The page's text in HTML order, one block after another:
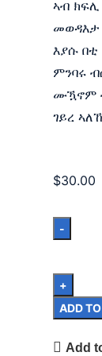
ኣብ ክፍሊ
መወዳእታ
እያሱ
ምንባሩ
ሙዃኖም
ገይረ
$30.00
ADD
Add